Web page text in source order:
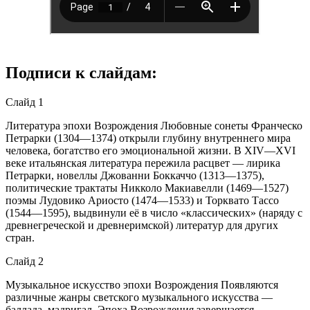
Подписи к слайдам:
Слайд 1
Литература эпохи Возрождения Любовные сонеты Франческо
Петрарки (1304—1374) открыли глубину внутреннего мира
человека, богатство его эмоциональной жизни. В XIV—XVI
веке итальянская литература пережила расцвет — лирика
Петрарки, новеллы Джованни Боккаччо (1313—1375),
политические трактаты Никколо Макиавелли (1469—1527)
поэмы Лудовико Ариосто (1474—1533) и Торквато Тассо
(1544—1595), выдвинули её в число «классических» (наряду с
древнегреческой и древнеримской) литератур для других
стран.
Слайд 2
Музыкальное искусство эпохи Возрождения Появляются
различные жанры светского музыкального искусства —